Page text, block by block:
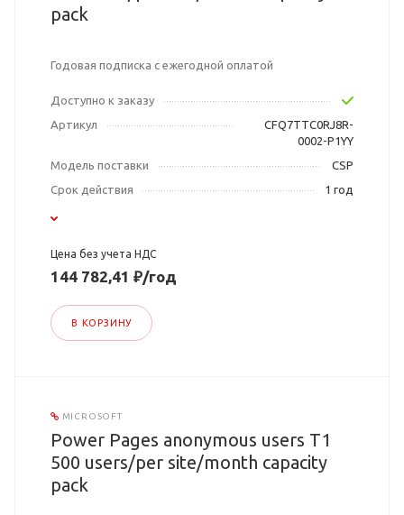
pack
Годовая подписка с ежегодной оплатой
Доступно к заказу
Артикул
CFQ7TTC0RJ8R-
0002-P1YY
Модель поставки
CSP
Срок действия
1 год
Цена без учета НДС
144 782,41 ₽/год
В КОРЗИНУ
MICROSOFT
Power Pages anonymous users T1
500 users/per site/month capacity
pack